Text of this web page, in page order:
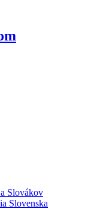
Slovákov
Slovenska